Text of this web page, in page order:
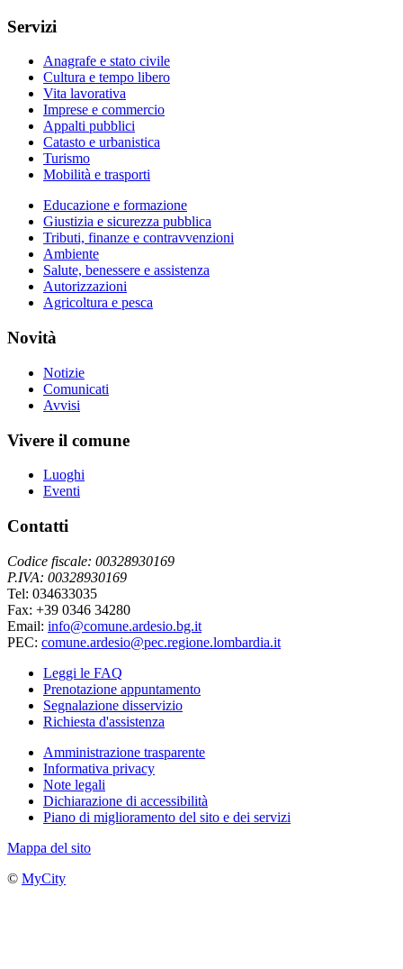
Servizi
Anagrafe e stato civile
Cultura e tempo libero
Vita lavorativa
Imprese e commercio
Appalti pubblici
Catasto e urbanistica
Turismo
Mobilità e trasporti
Educazione e formazione
Giustizia e sicurezza pubblica
Tributi, finanze e contravvenzioni
Ambiente
Salute, benessere e assistenza
Autorizzazioni
Agricoltura e pesca
Novità
Notizie
Comunicati
Avvisi
Vivere il comune
Luoghi
Eventi
Contatti
Codice fiscale: 00328930169
P.IVA: 00328930169
Tel: 034633035
Fax: +39 0346 34280
Email: info@comune.ardesio.bg.it
PEC: comune.ardesio@pec.regione.lombardia.it
Leggi le FAQ
Prenotazione appuntamento
Segnalazione disservizio
Richiesta d'assistenza
Amministrazione trasparente
Informativa privacy
Note legali
Dichiarazione di accessibilità
Piano di miglioramento del sito e dei servizi
Mappa del sito
© MyCity